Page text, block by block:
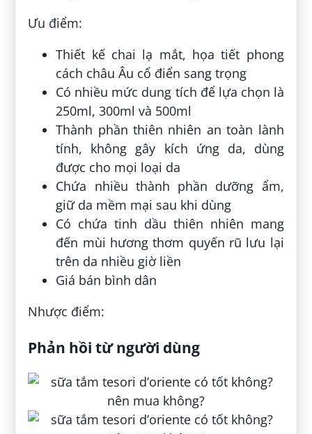
Ưu điểm:
Thiết kế chai lạ mắt, họa tiết phong
cách châu Âu cổ điển sang trọng
Có nhiều mức dung tích để lựa chọn là
250ml, 300ml và 500ml
Thành phần thiên nhiên an toàn lành
tính, không gây kích ứng da, dùng
được cho mọi loại da
Chứa nhiều thành phần dưỡng ẩm,
giữ da mềm mại sau khi dùng
Có chứa tinh dầu thiên nhiên mang
đến mùi hương thơm quyến rũ lưu lại
trên da nhiều giờ liền
Giá bán bình dân
Nhược điểm:
Phản hồi từ người dùng